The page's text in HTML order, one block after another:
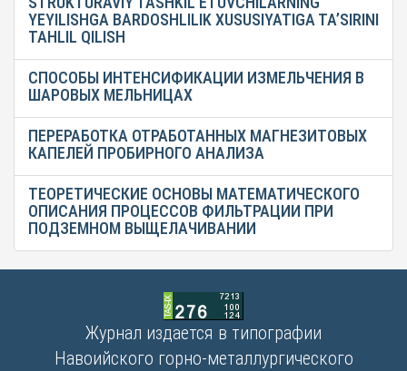
YEYILISHGA BARDOSHLILIK XUSUSIYATIGA TA’SIRINI
TAHLIL QILISH
СПОСОБЫ ИНТЕНСИФИКАЦИИ ИЗМЕЛЬЧЕНИЯ В
ШАРОВЫХ МЕЛЬНИЦАХ
ПЕРЕРАБОТКА ОТРАБОТАННЫХ МАГНЕЗИТОВЫХ
КАПЕЛЕЙ ПРОБИРНОГО АНАЛИЗА
ТЕОРЕТИЧЕСКИЕ ОСНОВЫ МАТЕМАТИЧЕСКОГО
ОПИСАНИЯ ПРОЦЕССОВ ФИЛЬТРАЦИИ ПРИ
ПОДЗЕМНОМ ВЫЩЕЛАЧИВАНИИ
Журнал издается в типографии
Навоийского горно-металлургического